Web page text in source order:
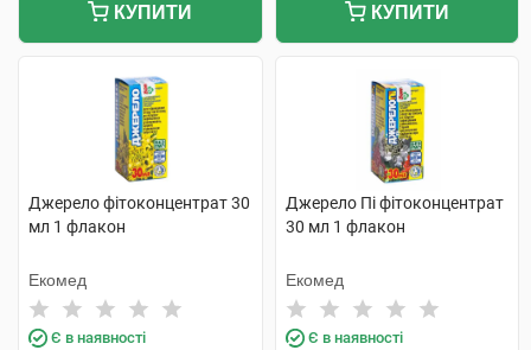
КУПИТИ КУПИТИ
Джерело фітоконцентрат 30
мл 1 флакон
Екомед
Є в наявності
Джерело Пі фітоконцентрат
30 мл 1 флакон
Екомед
Є в наявності